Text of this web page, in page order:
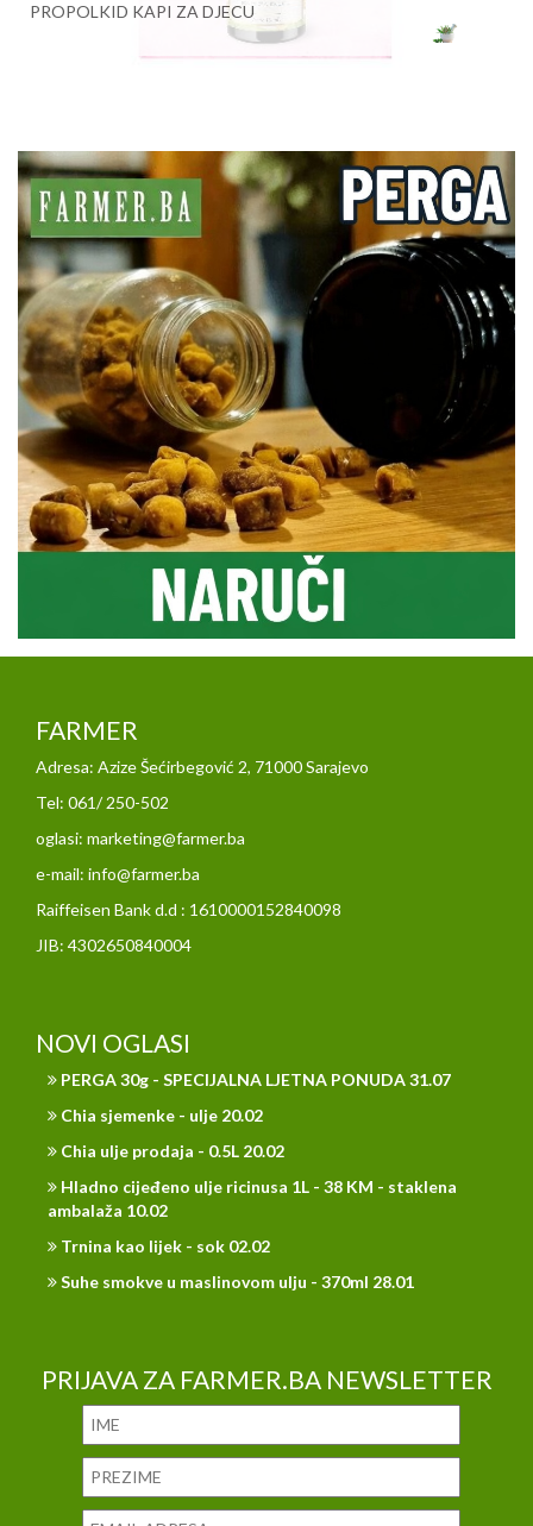
PROPOLKID KAPI ZA DJECU
FARMER
Adresa: Azize Šećirbegović 2, 71000 Sarajevo
Tel: 061/ 250-502
oglasi: marketing@farmer.ba
e-mail: info@farmer.ba
Raiffeisen Bank d.d : 1610000152840098
JIB: 4302650840004
NOVI OGLASI
PERGA 30g - SPECIJALNA LJETNA PONUDA 31.07
Chia sjemenke - ulje 20.02
Chia ulje prodaja - 0.5L 20.02
Hladno cijeđeno ulje ricinusa 1L - 38 KM - staklena
ambalaža 10.02
Trnina kao lijek - sok 02.02
Suhe smokve u maslinovom ulju - 370ml 28.01
PRIJAVA ZA FARMER.BA NEWSLETTER